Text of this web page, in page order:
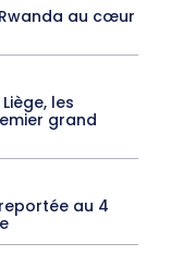
au cœur
les
grand
au 4